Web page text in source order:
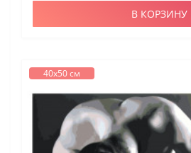
В КОРЗИНУ
40х50 см